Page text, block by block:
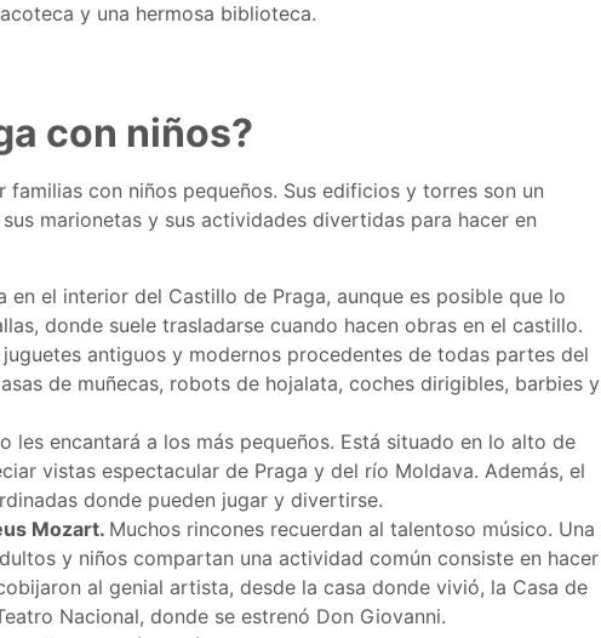
y una hermosa biblioteca.
con niños?
con niños pequeños. Sus edificios y torres son un
marionetas y sus actividades divertidas para hacer en
en el interior del Castillo de Praga, aunque es posible que lo
donde suele trasladarse cuando hacen obras en el castillo.
antiguos y modernos procedentes de todas partes del
de muñecas, robots de hojalata, coches dirigibles, barbies y
les encantará a los más pequeños. Está situado en lo alto de
vistas espectacular de Praga y del río Moldava. Además, el
donde pueden jugar y divertirse.
Mozart. Muchos rincones recuerdan al talentoso músico. Una
y niños compartan una actividad común consiste en hacer
al genial artista, desde la casa donde vivió, la Casa de
Nacional, donde se estrenó Don Giovanni.